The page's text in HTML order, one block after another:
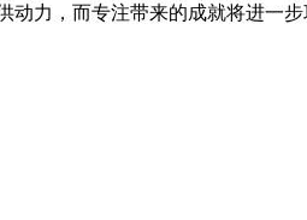
，而专注带来的成就将进一